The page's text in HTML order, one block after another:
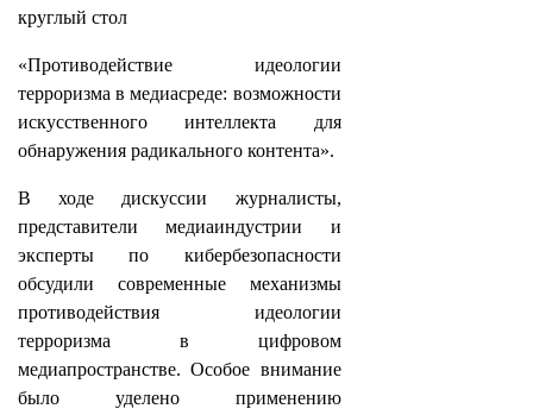
круглый стол
«Противодействие идеологии
терроризма в медиасреде: возможности
искусственного интеллекта для
обнаружения радикального контента».
В ходе дискуссии журналисты,
представители медиаиндустрии и
эксперты по кибербезопасности
обсудили современные механизмы
противодействия идеологии
терроризма в цифровом
медиапространстве. Особое внимание
было уделено применению